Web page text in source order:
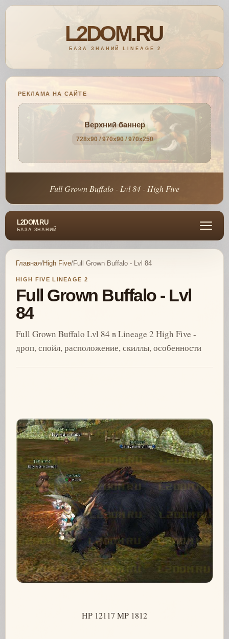
РЕКЛАМА НА САЙТЕ
Верхний баннер
728x90 / 970x90 / 970x250
Full Grown Buffalo - Lvl 84 - High Five
L2DOM.RU
БАЗА ЗНАНИЙ
Главная/High Five/Full Grown Buffalo - Lvl 84
HIGH FIVE LINEAGE 2
Full Grown Buffalo - Lvl
84
Full Grown Buffalo Lvl 84 в Lineage 2 High Five -
дроп, спойл, расположение, скиллы, особенности
HP 12117 MP 1812